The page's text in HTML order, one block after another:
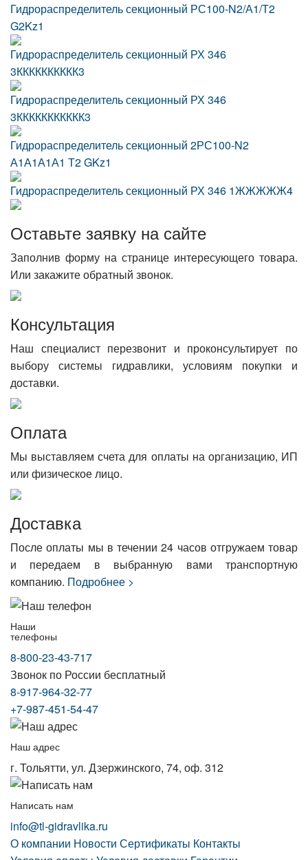
Гидрораспределитель секционный РС100-N2/А1/Т2
G2Kz1
Гидрораспределитель секционный РХ 346
3КККККККККК3
Гидрораспределитель секционный РХ 346
3ККККККККККК3
Гидрораспределитель секционный 2РС100-N2
А1А1А1А1 Т2 GKz1
Гидрораспределитель секционный РХ 346 1ЖЖЖЖЖ4
Оставьте заявку на сайте
Заполнив форму на странице интересующего товара.
Или закажите обратный звонок.
Консультация
Наш специалист перезвонит и проконсультирует по
выбору системы гидравлики, условиям покупки и
доставки.
Оплата
Мы выставляем счета для оплаты на организацию, ИП
или физическое лицо.
Доставка
После оплаты мы в течении 24 часов отгружаем товар
и передаем в выбранную вами транспортную
компанию. Подробнее >
Наши
телефоны
8-800-23-43-717
Звонок по России бесплатный
8-917-964-32-77
+7-987-451-54-47
Наш адрес
г. Тольятти, ул. Дзержинского, 74, оф. 312
Написать нам
info@tl-gidravlika.ru
О компании Новости Сертификаты Контакты